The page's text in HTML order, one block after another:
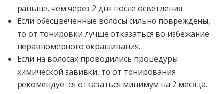
раньше, чем через 2 дня после осветления.
Если обесцвеченные волосы сильно повреждены,
то от тонировки лучше отказаться во избежание
неравномерного окрашивания.
Если на волосах проводились процедуры
химической завивки, то от тонирования
рекомендуется отказаться минимум на 2 месяца.